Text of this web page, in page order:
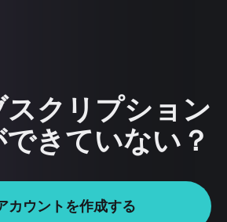
スクリプション
きていない？
カウントを作成する